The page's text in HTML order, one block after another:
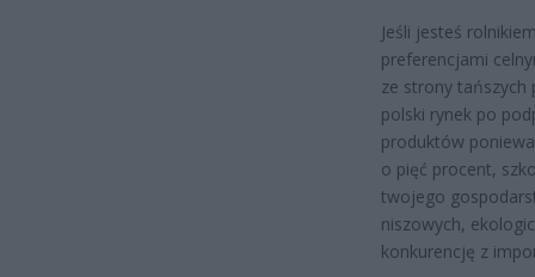
Jeśli jesteś
preferencjami
ze strony tańszych
polski rynek po
produktów
o pięć procent,
twojego
niszowych,
konkurencję z